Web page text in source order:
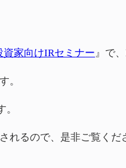
家向けIRセミナー』で
。
れるので、是非ご覧くだ